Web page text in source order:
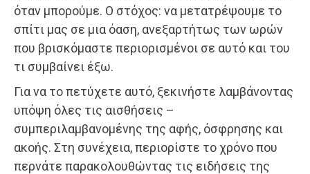
όταν μπορούμε. Ο στόχος: να μετατρέψουμε το
σπίτι μας σε μια όαση, ανεξαρτήτως των ωρών
που βρισκόμαστε περιορισμένοι σε αυτό και του
τι συμβαίνει έξω.
Για να το πετύχετε αυτό, ξεκινήστε λαμβάνοντας
υπόψη όλες τις αισθήσεις –
συμπεριλαμβανομένης της αφής, όσφρησης και
ακοής. Στη συνέχεια, περιορίστε το χρόνο που
περνάτε παρακολουθώντας τις ειδήσεις της